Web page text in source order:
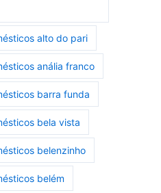
alto do pari
anália franco
barra funda
bela vista
belenzinho
belém